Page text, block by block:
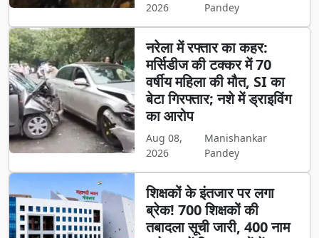
2026
Pandey
नरेला में रफ्तार का कहर:
मर्सिडीज की टक्कर में 70
वर्षीय महिला की मौत, SI का
बेटा गिरफ्तार; नशे में ड्राइविंग
का आरोप
Aug 08,
2026
Manishankar
Pandey
शिक्षकों के इंतजार पर लगा
ब्रेक! 700 शिक्षकों की
तबादला सूची जारी, 400 नाम